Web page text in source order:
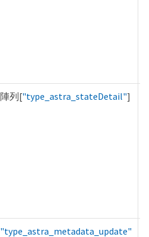
陣列["type_astra_stateDetail"]
"type_astra_metadata_update"